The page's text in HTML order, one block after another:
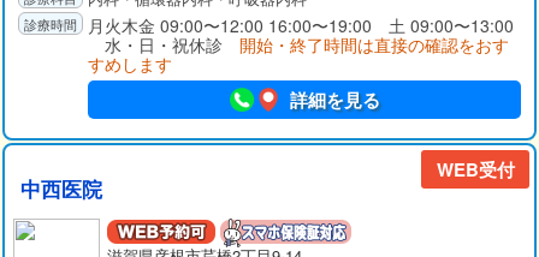
どの循環器疾患、生活習慣病、呼吸器疾患の診療を総合的に行
月火木金 09:00〜12:00 16:00〜19:00 土 09:00〜13:00
水・日・祝休診 開始・終了時間は直接の確認をおす
すめします
詳細を見る
WEB受付
中西医院